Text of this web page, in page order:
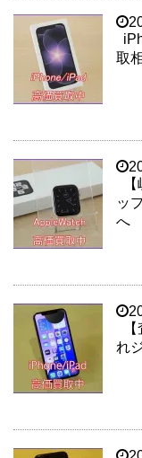
取
ッ
へ
れ